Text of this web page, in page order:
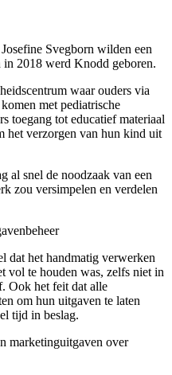
Svegborn wilden een
in 2018 werd Knodd geboren.
waar ouders via
met pediatrische
toegang tot educatief materiaal
het verzorgen van hun kind uit
al snel de noodzaak van een
zou versimpelen en verdelen
dat het handmatig verwerken
vol te houden was, zelfs niet in
Ook het feit dat alle
om hun uitgaven te laten
tijd in beslag.
marketinguitgaven over